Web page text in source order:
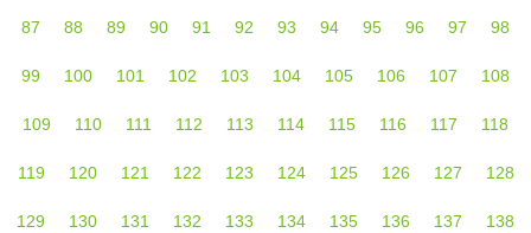
87 88 89 90 91 92 93 94 95 96 97 98
99 100 101 102 103 104 105 106 107 108
109 110 111 112 113 114 115 116 117 118
119 120 121 122 123 124 125 126 127 128
129 130 131 132 133 134 135 136 137 138